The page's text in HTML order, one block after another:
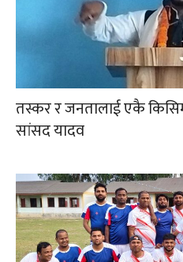
तस्कर र जनतालाई एकै
सांसद यादव